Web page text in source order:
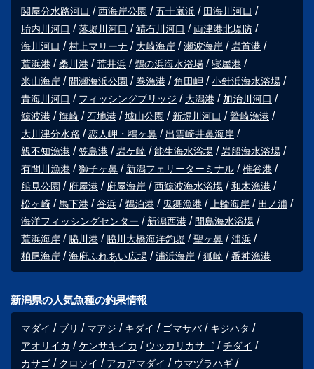
関屋分水路河口
西海岸公園 五十嵐浜
田海川河口
胎内川河口
落堀川河口 鯖石川河口
両津港北堤防
海川河口
村上マリーナ 大崎海岸 瀬波海岸
岩首港
荒浜港
桑川港 荒井浜 鵜の浜海水浴場
寝屋港
米山海岸
間瀬海浜公園 巻漁港 角田岬
小針浜海水浴場
青海川河口
フィッシングブリッジ 大潟港
加治川河口
鯨波港
旗崎 石地港 城山公園 新堀川河口
鷲崎漁港
大川津分水路
恋人岬・鴎ヶ鼻
出雲崎井鼻海岸
親不知漁港
笠島港 岩ケ崎 能生海水浴場
岩船海水浴場
有間川漁港
獅子ヶ鼻 新潟フェリーターミナル
椎谷港
船見公園
府屋港 府屋海岸 西鯨波海水浴場
和木漁港
松ヶ崎
馬下港 谷浜 鵜泊港 鬼舞漁港 上輪海岸
田ノ浦
海洋フィッシングセンター
新潟西港
間島海水浴場
荒浜海岸
脇川港 脇川大橋海洋釣堀 聖ヶ鼻
浦浜
柏尾海岸
海府ふれあい広場 浦浜海岸 狐崎 番神漁港
新潟県の人気魚種の釣果情報
マダイ ブリ マアジ キダイ ゴマサバ
キジハタ
アオリイカ
ケンサキイカ ウッカリカサゴ
チダイ
カサゴ
クロソイ アカアマダイ ウマヅラハギ